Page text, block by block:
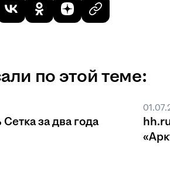
по этой теме:
за два года